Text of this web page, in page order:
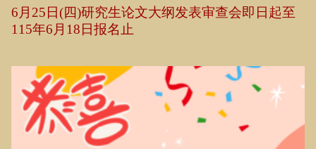
6月25日(四)研究生论文大纲发表审查会即日起至
115年6月18日报名止